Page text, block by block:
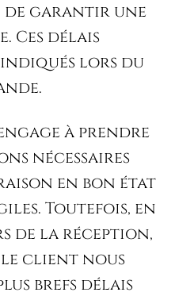
de garantir une
Ces délais
lors du
à prendre
nécessaires
en bon état
Toutefois, en
de la réception,
client nous
brefs délais